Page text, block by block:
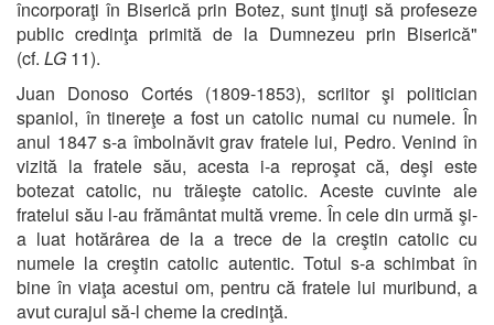
încorporaţi în Biserică prin Botez, sunt ţinuţi să profeseze
public credinţa primită de la Dumnezeu prin Biserică"
(cf. LG 11).
Juan Donoso Cortés (1809-1853), scriitor şi politician
spaniol, în tinereţe a fost un catolic numai cu numele. În
anul 1847 s-a îmbolnăvit grav fratele lui, Pedro. Venind în
vizită la fratele său, acesta i-a reproşat că, deşi este
botezat catolic, nu trăieşte catolic. Aceste cuvinte ale
fratelui său l-au frământat multă vreme. În cele din urmă şi-
a luat hotărârea de la a trece de la creştin catolic cu
numele la creştin catolic autentic. Totul s-a schimbat în
bine în viaţa acestui om, pentru că fratele lui muribund, a
avut curajul să-l cheme la credinţă.